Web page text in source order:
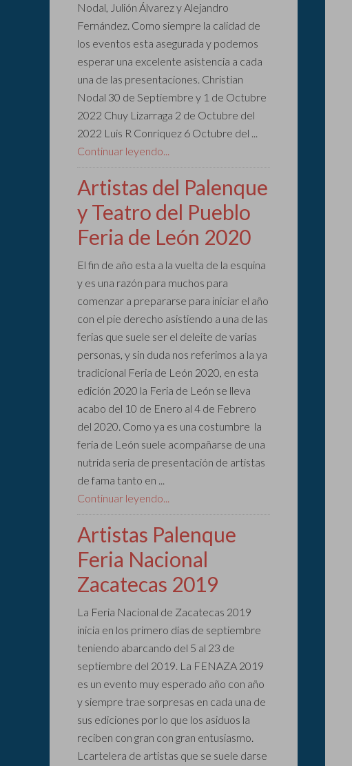
Nodal, Julión Álvarez y Alejandro
Fernández. Como siempre la calidad de
los eventos esta asegurada y podemos
esperar una excelente asistencia a cada
una de las presentaciones. Christian
Nodal 30 de Septiembre y 1 de Octubre
2022 Chuy Lizarraga 2 de Octubre del
2022 Luis R Conriquez 6 Octubre del ...
Continuar leyendo...
Artistas del Palenque
y Teatro del Pueblo
Feria de León 2020
El fin de año esta a la vuelta de la esquina
y es una razón para muchos para
comenzar a prepararse para iniciar el año
con el pie derecho asistiendo a una de las
ferias que suele ser el deleite de varias
personas, y sin duda nos referimos a la ya
tradicional Feria de León 2020, en esta
edición 2020 la Feria de León se lleva
acabo del 10 de Enero al 4 de Febrero
del 2020. Como ya es una costumbre la
feria de León suele acompañarse de una
nutrida seria de presentación de artistas
de fama tanto en ...
Continuar leyendo...
Artistas Palenque
Feria Nacional
Zacatecas 2019
La Feria Nacional de Zacatecas 2019
inicia en los primero días de septiembre
teniendo abarcando del 5 al 23 de
septiembre del 2019. La FENAZA 2019
es un evento muy esperado año con año
y siempre trae sorpresas en cada una de
sus ediciones por lo que los asiduos la
reciben con gran con gran entusiasmo.
Lcartelera de artistas que se suele darse